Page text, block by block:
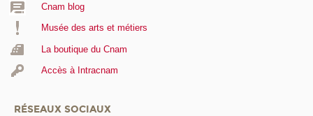
Cnam blog
Musée des arts et métiers
La boutique du Cnam
Accès à Intracnam
RÉSEAUX SOCIAUX